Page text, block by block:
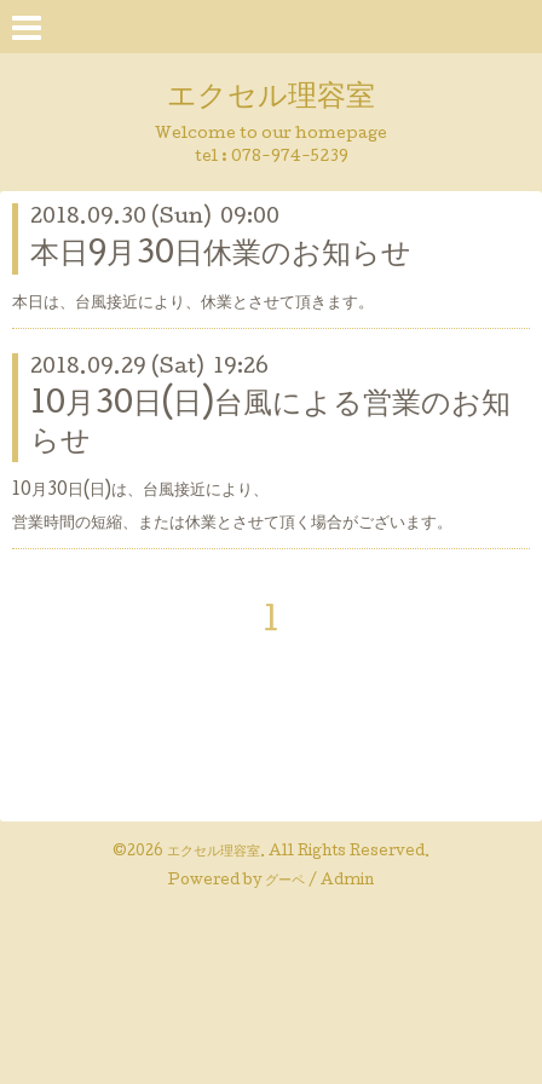
エクセル理容室
Welcome to our homepage
tel : 078-974-5239
2018.09.30 (Sun) 09:00
本日9月30日休業のお知らせ
本日は、台風接近により、休業とさせて頂きます。
2018.09.29 (Sat) 19:26
10月30日(日)台風による営業のお知
らせ
10月30日(日)は、台風接近により、
営業時間の短縮、または休業とさせて頂く場合がございます。
1
©2026 エクセル理容室. All Rights Reserved.
Powered by グーペ / Admin